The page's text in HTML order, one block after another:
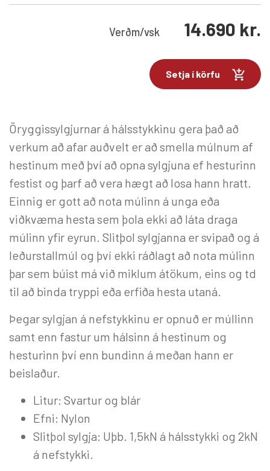
Verðm/vsk 14.690 kr.
Setja í körfu
Öryggissylgjurnar á hálsstykkinu gera það að
verkum að afar auðvelt er að smella múlnum af
hestinum með því að opna sylgjuna ef hesturinn
festist og þarf að vera hægt að losa hann hratt.
Einnig er gott að nota múlinn á unga eða
viðkvæma hesta sem þola ekki að láta draga
múlinn yfir eyrun. Slitþol sylgjanna er svipað og á
leðurstallmúl og því ekki ráðlagt að nota múlinn
þar sem búist má við miklum átökum, eins og td
til að binda tryppi eða erfiða hesta utaná.
Þegar sylgjan á nefstykkinu er opnuð er múllinn
samt enn fastur um hálsinn á hestinum og
hesturinn því enn bundinn á meðan hann er
beislaður.
Litur: Svartur og blár
Efni: Nylon
Slitþol sylgja: Uþb. 1,5kN á hálsstykki og 2kN
á nefstykki.